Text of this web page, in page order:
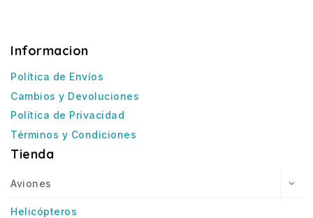
Informacion
Política de Envíos
Cambios y Devoluciones
Política de Privacidad
Términos y Condiciones
Tienda
Aviones
Helicópteros